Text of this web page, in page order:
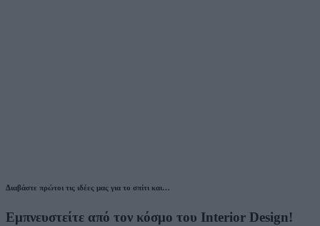
Διαβάστε πρώτοι τις ιδέες μας για το σπίτι και…
Εμπνευστείτε από τον κόσμο του Interior Design!